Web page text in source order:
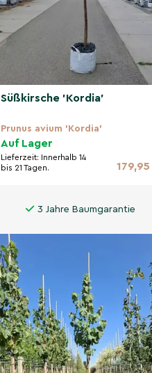
Süßkirsche 'Kordia'
Prunus avium 'Kordia'
Auf Lager
Lieferzeit: Innerhalb 14
bis 21 Tagen.
3 Jahre Baumgarantie